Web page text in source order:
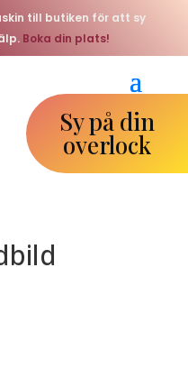
till butiken för att sy
Boka din plats!
Sy på din
overlock